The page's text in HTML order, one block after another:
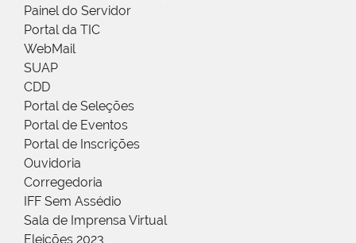
Painel do Servidor
Portal da TIC
WebMail
SUAP
CDD
Portal de Seleções
Portal de Eventos
Portal de Inscrições
Ouvidoria
Corregedoria
IFF Sem Assédio
Sala de Imprensa Virtual
Eleições 2023